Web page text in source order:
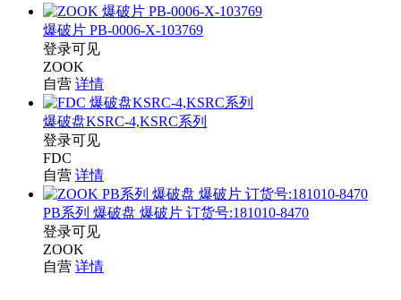
爆破片 PB-0006-X-103769
登录可见
ZOOK
自营 详情
爆破盘KSRC-4,KSRC系列
登录可见
FDC
自营 详情
PB系列 爆破盘 爆破片 订货号:181010-8470
登录可见
ZOOK
自营 详情